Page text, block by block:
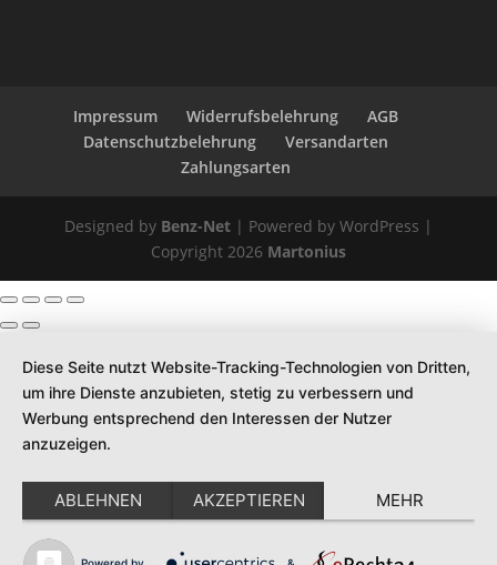
Impressum Widerrufsbelehrung
AGB
Datenschutzbelehrung
Versandarten
Zahlungsarten
Designed by Benz-Net| Powered by WordPress |
Copyright 2026 Martonius
Diese Seite nutzt Website-Tracking-Technologien von Dritten,
um ihre Dienste anzubieten, stetig zu verbessern und
Werbung entsprechend den Interessen der Nutzer
anzuzeigen.
ABLEHNEN AKZEPTIEREN MEHR